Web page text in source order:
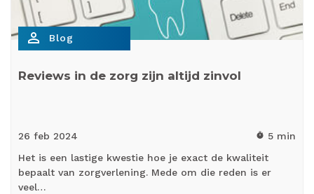
person_outline Blog
Reviews in de zorg zijn altijd zinvol
26 feb 2024 timer 5 min
Het is een lastige kwestie hoe je exact de kwaliteit
bepaalt van zorgverlening. Mede om die reden is er
veel…